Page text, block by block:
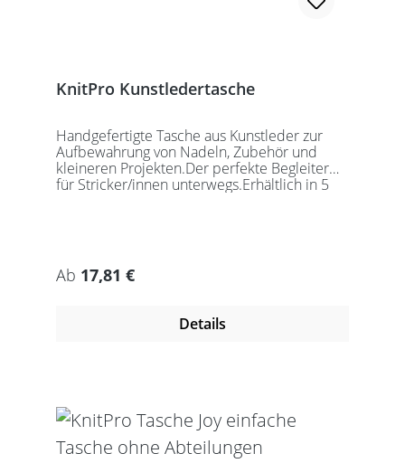
KnitPro Kunstledertasche
Handgefertigte Tasche aus Kunstleder zur
Aufbewahrung von Nadeln, Zubehör und
kleineren Projekten.Der perfekte Begleiter
für Stricker/innen unterwegs.Erhältlich in 5
Regulärer Preis:
Ab 17,81 €
Details